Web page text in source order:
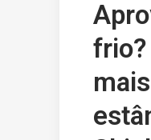
frio?